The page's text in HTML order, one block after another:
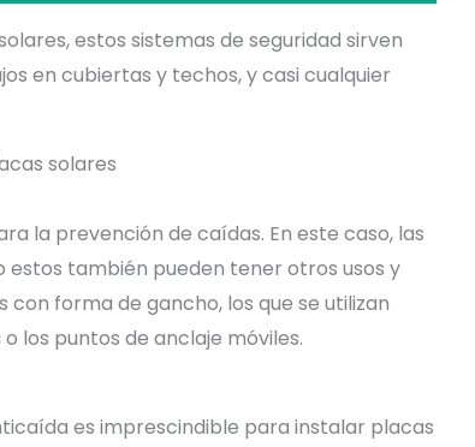
estos sistemas de seguridad sirven
en cubiertas y techos, y casi cualquier
la prevención de caídas. En este caso, las
estos también pueden tener otros usos y
forma de gancho, los que se utilizan
los puntos de anclaje móviles.
es imprescindible para instalar placas